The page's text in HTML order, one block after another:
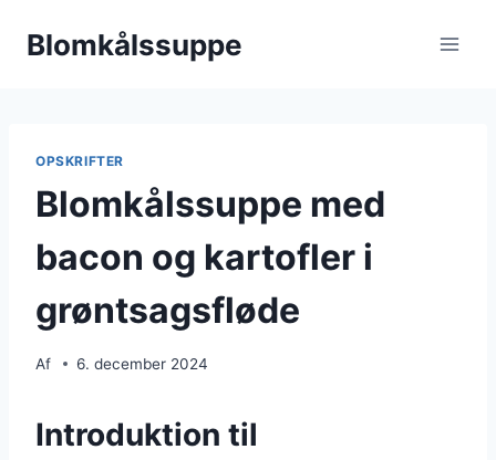
Blomkålssuppe
OPSKRIFTER
Blomkålssuppe med
bacon og kartofler i
grøntsagsfløde
Af 6. december 2024
Introduktion til